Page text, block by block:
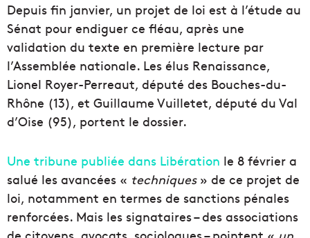
Depuis fin janvier, un projet de loi est à l’étude au
Sénat pour endiguer ce fléau, après une
validation du texte en première lecture par
l’Assemblée nationale. Les élus Renaissance,
Lionel Royer-Perreaut, député des Bouches-du-
Rhône (13), et Guillaume Vuilletet, député du Val
d’Oise (95), portent le dossier.
Une tribune publiée dans Libération le 8 février a
salué les avancées « techniques» de ce projet de
loi, notamment en termes de sanctions pénales
renforcées. Mais les signataires – des associations